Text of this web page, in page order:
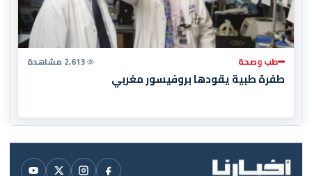
طب وصحة 2,613 مشاهدة
طفرة طبية يقودها بروفيسور مغربي